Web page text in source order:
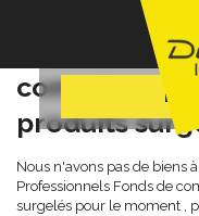
Acheter
Louer
commerce
produits
Nous n'avons pas de biens
Professionnels Fonds de
surgelés pour le moment ,